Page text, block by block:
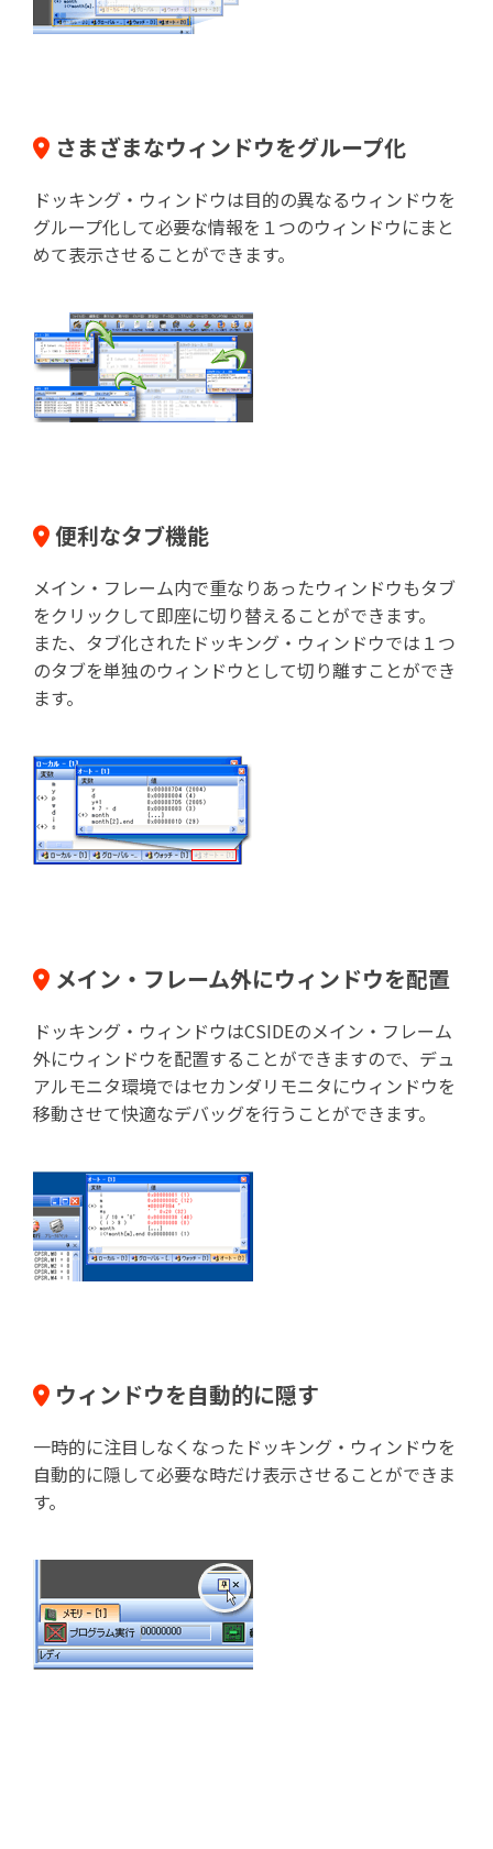
さまざまなウィンドウをグループ化
ドッキング・ウィンドウは目的の異なるウィンドウを
グループ化して必要な情報を１つのウィンドウにまと
めて表示させることができます。
便利なタブ機能
メイン・フレーム内で重なりあったウィンドウもタブ
をクリックして即座に切り替えることができます。
また、タブ化されたドッキング・ウィンドウでは１つ
のタブを単独のウィンドウとして切り離すことができ
ます。
メイン・フレーム外にウィンドウを配置
ドッキング・ウィンドウはCSIDEのメイン・フレーム
外にウィンドウを配置することができますので、デュ
アルモニタ環境ではセカンダリモニタにウィンドウを
移動させて快適なデバッグを行うことができます。
ウィンドウを自動的に隠す
一時的に注目しなくなったドッキング・ウィンドウを
自動的に隠して必要な時だけ表示させることができま
す。